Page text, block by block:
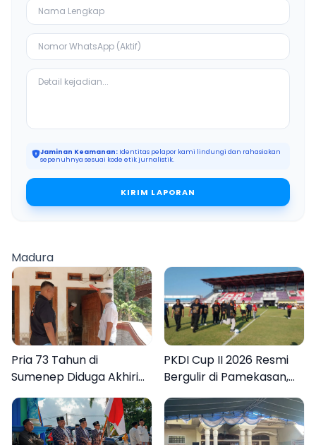
Jaminan Keamanan: Identitas pelapor kami lindungi dan rahasiakan
sepenuhnya sesuai kode etik jurnalistik.
KIRIM LAPORAN
Madura
Pria 73 Tahun di
Sumenep Diduga Akhiri
Hidup Sendiri
PKDI Cup II 2026 Resmi
Bergulir di Pamekasan,
Desa se-Madura Rebut
Tiket ke Tingkat Nasional